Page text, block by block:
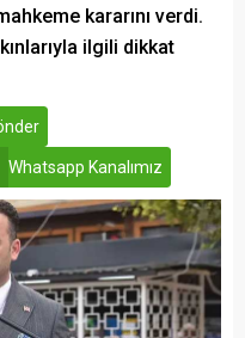
kararını verdi.
ilgili dikkat
Whatsapp Kanalımız